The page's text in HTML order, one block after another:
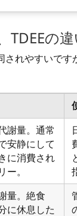
TDEEの
されやすいです
謝量。通常
安静にして
に消費され
ー。
量。絶食
に休息した